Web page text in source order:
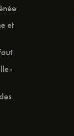
et